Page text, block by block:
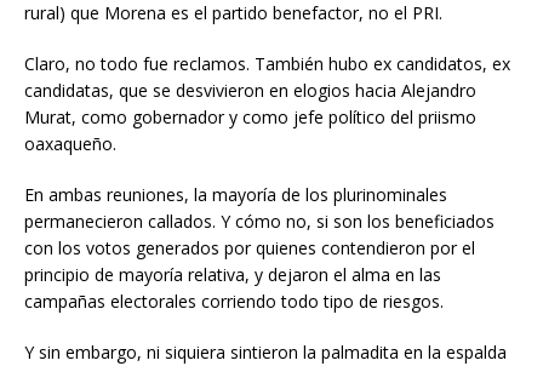
rural) que Morena es el partido benefactor, no el PRI.
Claro, no todo fue reclamos. También hubo ex candidatos, ex
candidatas, que se desvivieron en elogios hacia Alejandro
Murat, como gobernador y como jefe político del priismo
oaxaqueño.
En ambas reuniones, la mayoría de los plurinominales
permanecieron callados. Y cómo no, si son los beneficiados
con los votos generados por quienes contendieron por el
principio de mayoría relativa, y dejaron el alma en las
campañas electorales corriendo todo tipo de riesgos.
Y sin embargo, ni siquiera sintieron la palmadita en la espalda